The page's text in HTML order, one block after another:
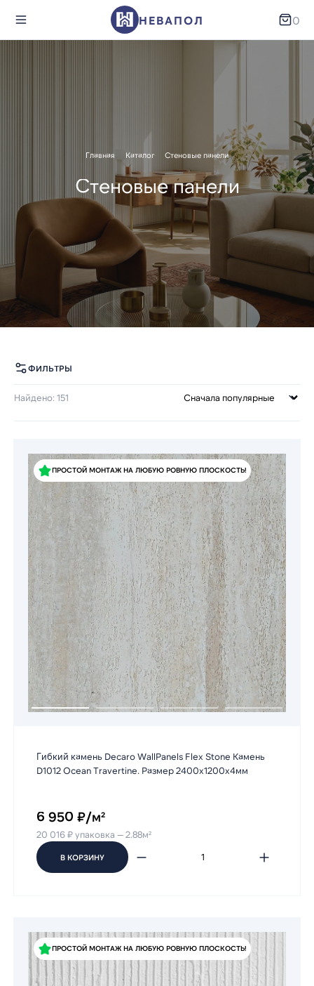
НЕВАПОЛ 0
Главная Каталог Стеновые панели
Стеновые панели
ФИЛЬТРЫ
Найдено: 151
ПРОСТОЙ МОНТАЖ НА ЛЮБУЮ РОВНУЮ ПЛОСКОСТЬ!
Гибкий камень Decaro WallPanels Flex Stone Камень
D1012 Ocean Travertine. Размер 2400х1200х4мм
6 950 ₽/м²
20 016 ₽ упаковка — 2.88м²
В КОРЗИНУ
ПРОСТОЙ МОНТАЖ НА ЛЮБУЮ РОВНУЮ ПЛОСКОСТЬ!